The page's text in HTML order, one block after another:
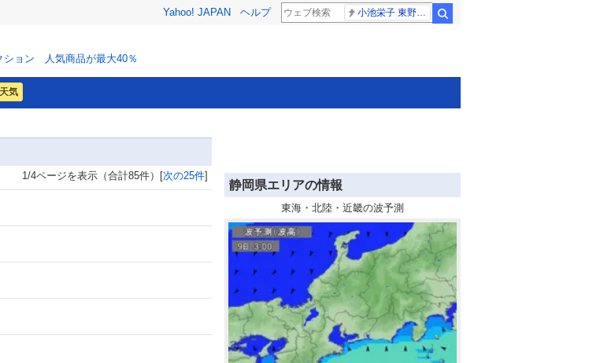
Yahoo! JAPAN ヘルプ
ション 人気商品が最大40％
気
1/4ページを表示（合計85件）[次の25件]
静岡県エリアの情報
東海・北陸・近畿の波予測